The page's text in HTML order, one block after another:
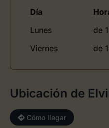
Día
Lunes
de
Viernes
de
Ubicación de
Cómo llegar